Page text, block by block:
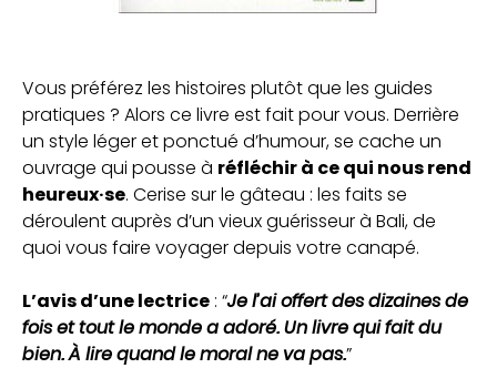
Vous préférez les histoires plutôt que les guides
pratiques ? Alors ce livre est fait pour vous. Derrière
un style léger et ponctué d’humour, se cache un
ouvrage qui pousse à réfléchir à ce qui nous rend
heureux·se. Cerise sur le gâteau : les faits se
déroulent auprès d’un vieux guérisseur à Bali, de
quoi vous faire voyager depuis votre canapé.
L’avis d’une lectrice : “Je l’ai offert des dizaines de
fois et tout le monde a adoré. Un livre qui fait du
bien. À lire quand le moral ne va pas.”